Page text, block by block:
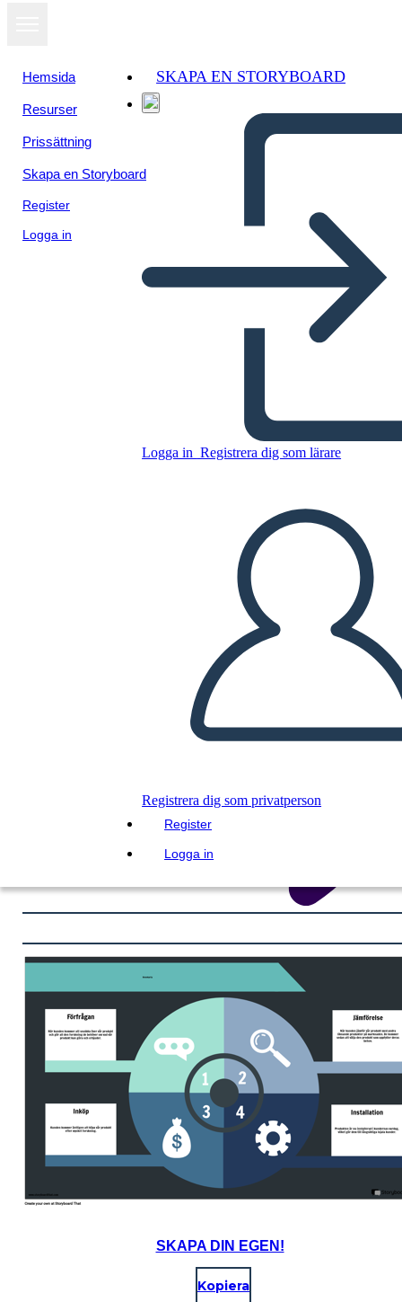
Hemsida
Resurser
Prissättning
Skapa en Storyboard
Register
Logga in
SKAPA EN STORYBOARD
Logga in Registrera dig som lärare
Registrera dig som privatperson
Register
Logga in
Kopiera denna storyboard
SPELA UPP BILDSPEL
LÄS FÖR MIG
Visa som
bildspel
SKAPA DIN EGEN!
Kopiera